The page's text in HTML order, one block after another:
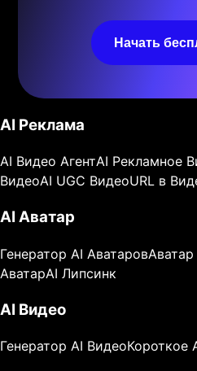
Начать
AI Реклама
AI Видео АгентAI Рекламное
ВидеоAI UGC ВидеоURL в
AI Аватар
Генератор AI Аватаров
АватарAI Липсинк
AI Видео
Генератор AI ВидеоКороткое